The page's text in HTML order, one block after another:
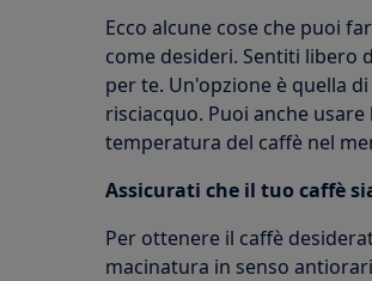
Ecco alcune cose che puoi
come desideri. Sentiti libero
per te. Un'opzione è quella
risciacquo. Puoi anche
temperatura del caffè nel
Assicurati che il tuo caffè
Per ottenere il caffè
macinatura in senso